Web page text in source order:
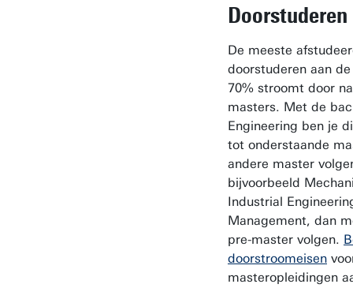
Doorstuderen
De meeste
doorstuderen aan
70% stroomt door
masters. Met de
Engineering ben je
tot onderstaande
andere master
bijvoorbeeld
Industrial
Management, dan
pre-master volgen.
doorstroomeisen
masteropleidingen